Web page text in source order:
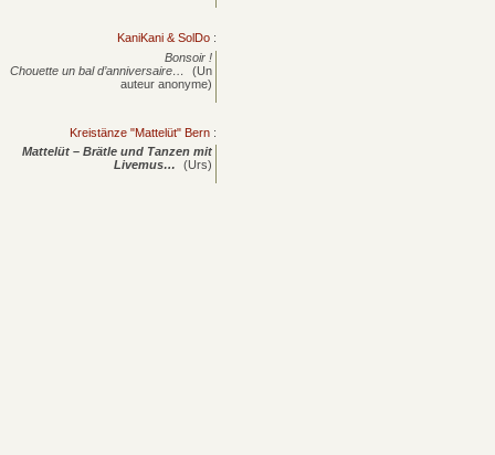
KaniKani & SolDo :
Bonsoir !
Chouette un bal d’anniversaire…
(Un
auteur anonyme)
Kreistänze "Mattelüt" Bern :
Mattelüt – Brätle und Tanzen mit
Livemus…
(Urs)